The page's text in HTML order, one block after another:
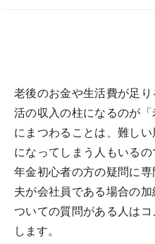
老後のお金や生活費が足
活の収入の柱になるのが
にまつわることは、難し
になってしまう人もいる
年金初心者の方の疑問に専
夫が会社員である場合の
ついての質問がある人は
します。